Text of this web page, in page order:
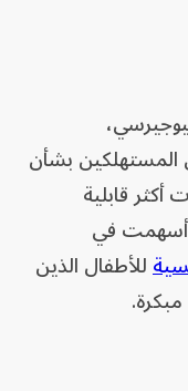
ونيوجيرسي،
المستهلكين بشأن
قابلية
أسهمت في
للأطفال الذين